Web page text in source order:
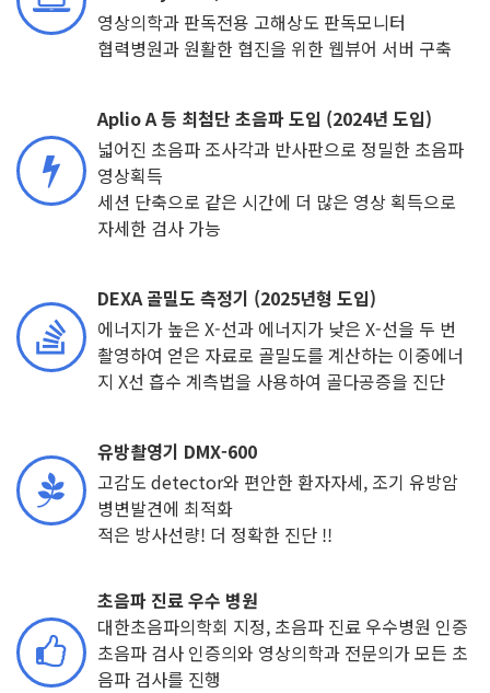
영상의학과 판독전용 고해상도 판독모니터
협력병원과 원활한 협진을 위한 웹뷰어 서버 구축
Aplio A 등 최첨단 초음파 도입 (2024년 도입)
넓어진 초음파 조사각과 반사판으로 정밀한 초음파
영상획득
세션 단축으로 같은 시간에 더 많은 영상 획득으로
자세한 검사 가능
DEXA 골밀도 측정기 (2025년형 도입)
에너지가 높은 X-선과 에너지가 낮은 X-선을 두 번
촬영하여 얻은 자료로 골밀도를 계산하는 이중에너
지 X선 흡수 계측법을 사용하여 골다공증을 진단
유방촬영기 DMX-600
고감도 detector와 편안한 환자자세, 조기 유방암
병변발견에 최적화
적은 방사선량! 더 정확한 진단 !!
초음파 진료 우수 병원
대한초음파의학회 지정, 초음파 진료 우수병원 인증
초음파 검사 인증의와 영상의학과 전문의가 모든 초
음파 검사를 진행